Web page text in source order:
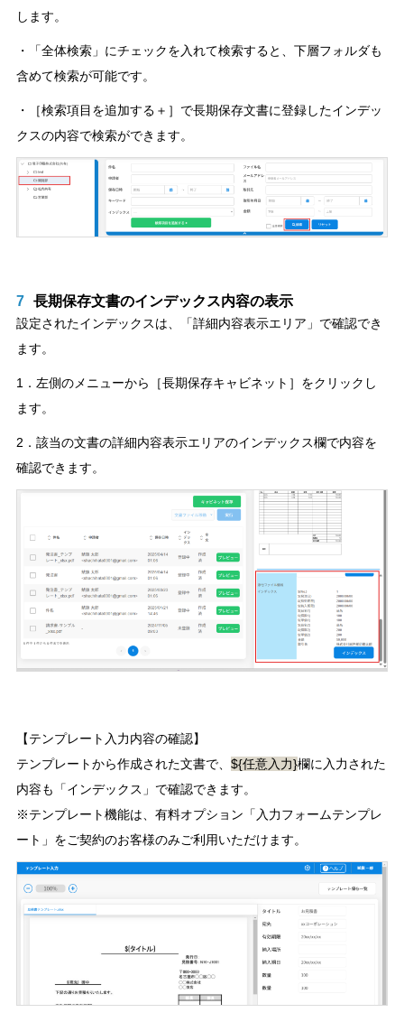
します。
・「全体検索」にチェックを入れて検索すると、下層フォルダも
含めて検索が可能です。
・［検索項目を追加する＋］で長期保存文書に登録したインデッ
クスの内容で検索ができます。
7 長期保存文書のインデックス内容の表示
設定されたインデックスは、「詳細内容表示エリア」で確認でき
ます。
1．左側のメニューから［長期保存キャビネット］をクリックし
ます。
2．該当の文書の詳細内容表示エリアのインデックス欄で内容を
確認できます。
【テンプレート入力内容の確認】
テンプレートから作成された文書で、 ${任意入力}欄に入力された
内容も「インデックス」で確認できます。
※テンプレート機能は、有料オプション「入力フォームテンプレ
ート」をご契約のお客様のみご利用いただけます。